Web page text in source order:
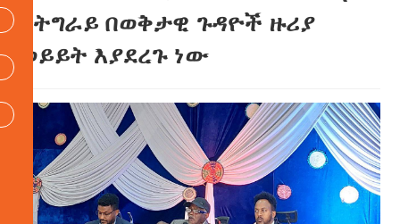
በትግራይ በወቅታዊ ጉዳዮች ዙሪያ
ወይይት እያደረጉ ነው